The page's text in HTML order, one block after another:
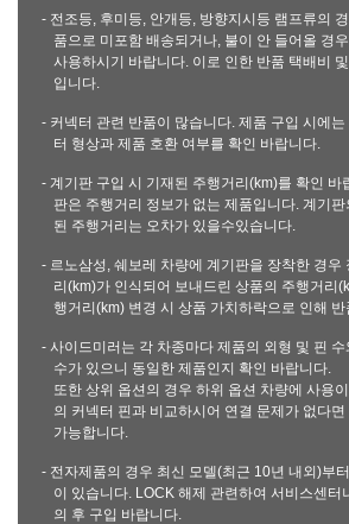
- 전조등, 후미등, 안개등, 방향지시등 램프류의
품으로 미포함 배송되거나, 불이 안 들어올 경
사용하시기 바랍니다. 이로 인한 반품 택배비
입니다.
- 커넥터 관련 반품이 많습니다. 제품 구입 시에
터 형상과 제품 호환 여부를 확인 바랍니다.
- 계기판 구입 시 기재된 주행거리(km)를 확인 바
판은 주행거리 정보가 없는 제품입니다. 계기
된 주행거리는 오차가 있을수있습니다.
- 르노삼성, 쉐보레 차량에 계기판을 장착한 경우
리(km)가 인식되어 보내드린 상품의 주행거리
행거리(km) 변경 시 상품 가치하락으로 인해
- 사이드미러는 각 차종마다 제품의 외형 및 핀
수가 있으니 동일한 제품인지 확인 바랍니다.
또한 상위 옵션의 경우 하위 옵션 차량에 사용
의 커넥터 핀과 비교하시어 연결 문제가 없다
가능합니다.
- 전자제품의 경우 최신 모델(최근 10년 내외)부
이 있습니다. LOCK 해제 관련하여 서비스센터
의 후 구입 바랍니다.